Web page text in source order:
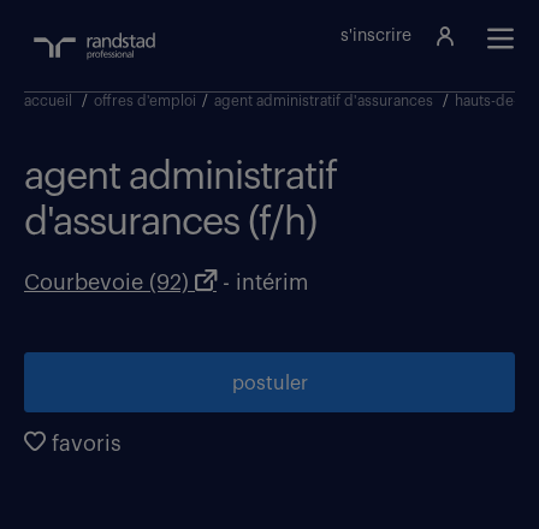
s'inscrire
accueil / offres d'emploi / agent administratif d'assurances / hauts-de-
agent administratif
d'assurances (f/h)
Courbevoie (92) - intérim
postuler
favoris